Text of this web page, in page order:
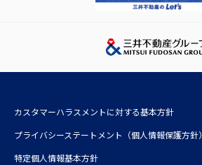
三井不動産リアルティ株式会社
三井デザインテック株式会社
三井不動産レジデンシャルサービス株式会社
カスタマーハラスメントに対する基本方針
プライバシーステートメント（個人情報保護方針）
特定個人情報基本方針